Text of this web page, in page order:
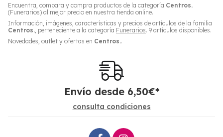
Encuentra, compara y compra productos de la categoría Centros.
(Funerarios) al mejor precio en nuestra tienda online.
Información, imágenes, características y precios de artículos de la familia
Centros., perteneciente a la categoría Funerarios. 9 artículos disponibles.
Novedades, outlet y ofertas en Centros..
Envío desde 6,50€*
consulta condiciones